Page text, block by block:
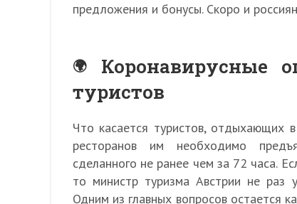
предложения и бонусы. Скоро и
Коронавирусные
туристов
Что касается туристов, отдыхающих
ресторанов им необходимо
сделанного не ранее чем за 72 часа.
то министр туризма Австрии не раз
Одним из главных вопросов остается